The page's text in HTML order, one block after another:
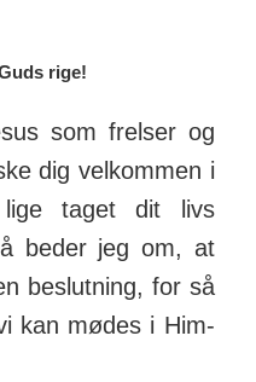
rige!
som frelser og
dig vel­kommen i
taget dit livs
beder jeg om, at
be­slutning, for så
kan mødes i Him­